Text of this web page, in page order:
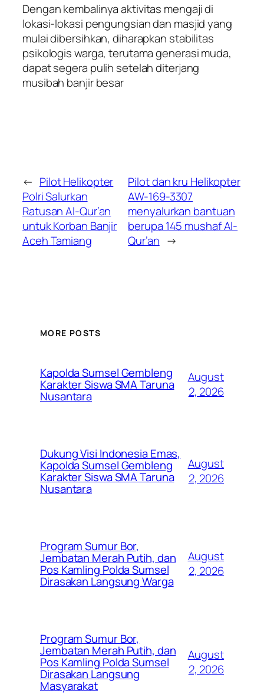
Dengan kembalinya aktivitas mengaji di
lokasi-lokasi pengungsian dan masjid yang
mulai dibersihkan, diharapkan stabilitas
psikologis warga, terutama generasi muda,
dapat segera pulih setelah diterjang
musibah banjir besar
← Pilot Helikopter
Polri Salurkan
Ratusan Al-Qur’an
untuk Korban Banjir
Aceh Tamiang
Pilot dan kru Helikopter
AW-169-3307
menyalurkan bantuan
berupa 145 mushaf Al-
Qur’an →
MORE POSTS
Kapolda Sumsel Gembleng
Karakter Siswa SMA Taruna
Nusantara
August
2, 2026
Dukung Visi Indonesia Emas,
Kapolda Sumsel Gembleng
Karakter Siswa SMA Taruna
Nusantara
August
2, 2026
Program Sumur Bor,
Jembatan Merah Putih, dan
Pos Kamling Polda Sumsel
Dirasakan Langsung Warga
August
2, 2026
Program Sumur Bor,
Jembatan Merah Putih, dan
Pos Kamling Polda Sumsel
Dirasakan Langsung
Masyarakat
August
2, 2026